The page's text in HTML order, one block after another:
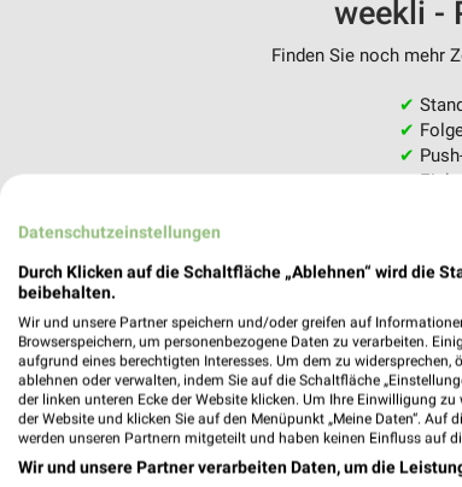
weekli -
Finden Sie noch mehr
✔
✔
✔
✔
Datenschutzeinstellungen
Durch Klicken auf die Schaltfläche „Ablehnen“ wird die
beibehalten.
Wir und unsere Partner speichern und/oder greifen auf
Browserspeichern, um personenbezogene Daten zu verarbeiten.
aufgrund eines berechtigten Interesses. Um dem zu widersprechen,
ablehnen oder verwalten, indem Sie auf die Schaltfläche
der linken unteren Ecke der Website klicken. Um Ihre Einwilligung
der Website und klicken Sie auf den Menüpunkt „Meine Daten“.
werden unseren Partnern mitgeteilt und haben keinen Einfluss auf
Wir und unsere Partner verarbeiten Daten, um die